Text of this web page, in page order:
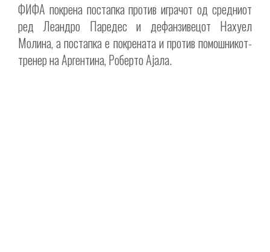
ФИФА покрена постапка против играчот од средниот
ред Леандро Паредес и дефанзивецот Нахуел
Молина, а постапка е покрената и против помошникот-
тренер на Аргентина, Роберто Ајала.